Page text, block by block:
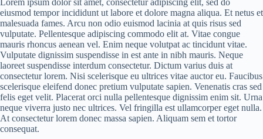
Lorem ipsum dolor sit amet, consectetur adipiscing elit, sed do
eiusmod tempor incididunt ut labore et dolore magna aliqua. Et netus et
malesuada fames. Arcu non odio euismod lacinia at quis risus sed
vulputate. Pellentesque adipiscing commodo elit at. Vitae congue
mauris rhoncus aenean vel. Enim neque volutpat ac tincidunt vitae.
Vulputate dignissim suspendisse in est ante in nibh mauris. Neque
laoreet suspendisse interdum consectetur. Dictum varius duis at
consectetur lorem. Nisi scelerisque eu ultrices vitae auctor eu. Faucibus
scelerisque eleifend donec pretium vulputate sapien. Venenatis cras sed
felis eget velit. Placerat orci nulla pellentesque dignissim enim sit. Urna
neque viverra justo nec ultrices. Vel fringilla est ullamcorper eget nulla.
At consectetur lorem donec massa sapien. Aliquam sem et tortor
consequat.